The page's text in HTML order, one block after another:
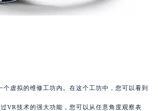
虚拟的维修工坊内。在这个工坊中，您可以看到
VR技术的强大功能，您可以从任意角度观察表